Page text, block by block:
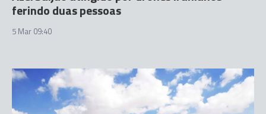
ferindo duas pessoas
5 Mar 09:40